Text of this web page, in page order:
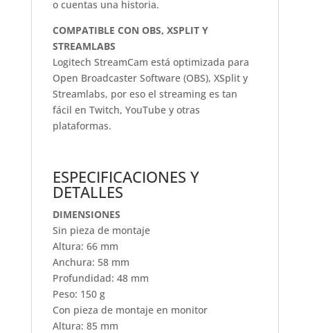
o cuentas una historia.
COMPATIBLE CON OBS, XSPLIT Y
STREAMLABS
Logitech StreamCam está optimizada para
Open Broadcaster Software (OBS), XSplit y
Streamlabs, por eso el streaming es tan
fácil en Twitch, YouTube y otras
plataformas.
ESPECIFICACIONES Y
DETALLES
DIMENSIONES
Sin pieza de montaje
Altura: 66 mm
Anchura: 58 mm
Profundidad: 48 mm
Peso: 150 g
Con pieza de montaje en monitor
Altura: 85 mm